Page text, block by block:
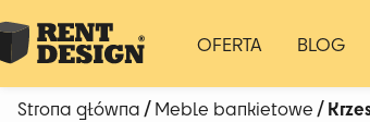
OFERTA BLOG
Strona główna/Meble bankietowe/